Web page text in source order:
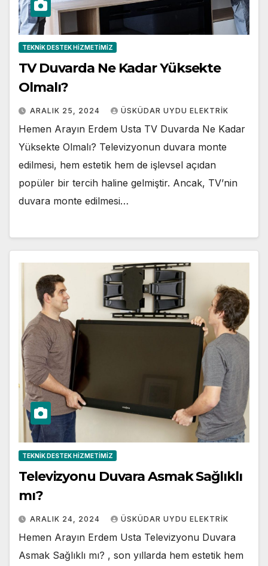
TEKNIK DESTEK HIZMETIMIZ
TV Duvarda Ne Kadar Yüksekte
Olmalı?
ARALIK 25, 2024 ÜSKÜDAR UYDU ELEKTRIK
Hemen Arayın Erdem Usta TV Duvarda Ne Kadar
Yüksekte Olmalı? Televizyonun duvara monte
edilmesi, hem estetik hem de işlevsel açıdan
popüler bir tercih haline gelmiştir. Ancak, TV’nin
duvara monte edilmesi…
TEKNIK DESTEK HIZMETIMIZ
Televizyonu Duvara Asmak Sağlıklı
mı?
ARALIK 24, 2024 ÜSKÜDAR UYDU ELEKTRIK
Hemen Arayın Erdem Usta Televizyonu Duvara
Asmak Sağlıklı mı? , son yıllarda hem estetik hem